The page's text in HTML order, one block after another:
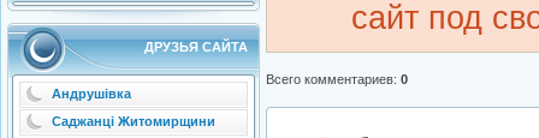
ДРУЗЬЯ САЙТА
Андрушівка
Саджанці Житомирщини
сайт под
Всего комментариев: 0